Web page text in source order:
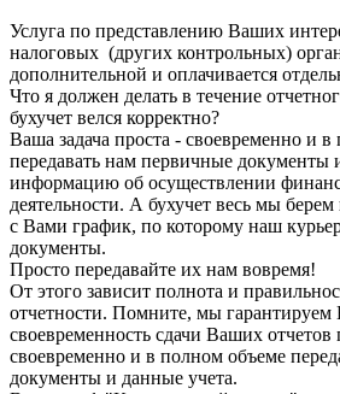
Услуга по представлению Ваших
налоговых (других контрольных)
дополнительной и оплачивается
Что я должен делать в течение
бухучет велся корректно?
Ваша задача проста - своевременно и
передавать нам первичные документы
информацию об осуществлении
деятельности. А бухучет весь мы
с Вами график, по которому наш курьер
документы.
Просто передавайте их нам вовремя!
От этого зависит полнота и
отчетности. Помните, мы гарантируем
своевременность сдачи Ваших
своевременно и в полном объеме
документы и данные учета.